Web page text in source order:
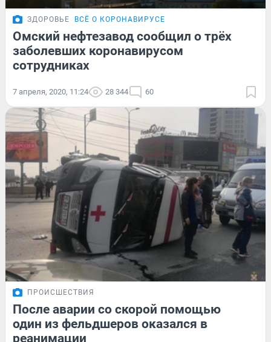
ЗДОРОВЬЕ ВСЁ О КОРОНАВИРУСЕ
Омский нефтезавод сообщил о трёх
заболевших коронавирусом
сотрудниках
7 апреля, 2020, 11:24 28 344 60
ПРОИСШЕСТВИЯ
После аварии со скорой помощью
один из фельдшеров оказался в
реанимации